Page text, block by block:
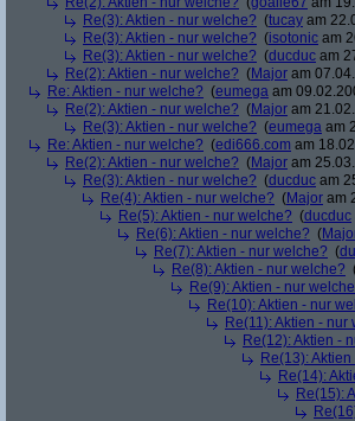
Re(3): Aktien - nur welche? (tucay am
Re(3): Aktien - nur welche? (isotonic am
Re(3): Aktien - nur welche? (ducduc am
Re(2): Aktien - nur welche? (Major am
Re: Aktien - nur welche? (eumega am
Re(2): Aktien - nur welche? (Major am
Re(3): Aktien - nur welche? (eumega am
Re: Aktien - nur welche? (edi666.com am
Re(2): Aktien - nur welche? (Major am
Re(3): Aktien - nur welche? (ducduc am
Re(4): Aktien - nur welche? (Major am
Re(5): Aktien - nur welche? (ducduc
Re(6): Aktien - nur welche? (
Re(7): Aktien - nur welche? (
Re(8): Aktien - nur welche?
Re(9): Aktien - nur
Re(10): Aktien - nur
Re(11): Aktien - nur
Re(12): Aktien -
Re(13):
Re(14):
Re(15):